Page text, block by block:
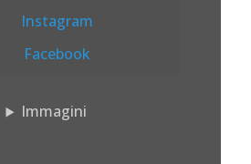
Instagram
Facebook
Immagini